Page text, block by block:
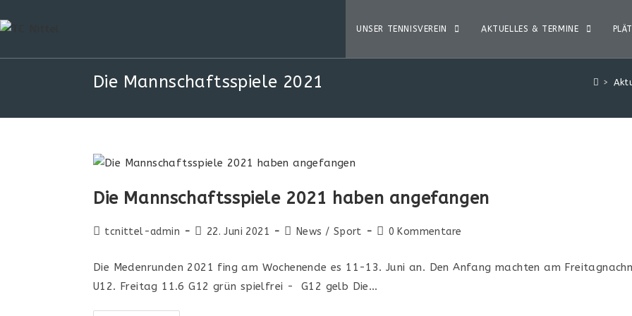
UNSER TENNISVEREIN AKTUELLES & TERMINE
Die Mannschaftsspiele 2021 >
Die Mannschaftsspiele 2021 haben angefangen
tcnittel-admin 22. Juni 2021 News / Sport 0 Kommentare
Die Medenrunden 2021 fing am Wochenende es 11-13. Juni an. Den Anfang machten am
U12. Freitag 11.6 G12 grün spielfrei - G12 gelb Die…